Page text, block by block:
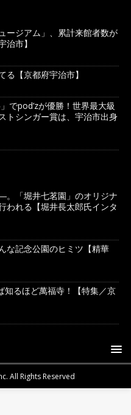
ージアム」、累計来館者数が
治市】
る【京都府宇治市】
でpod’zが優勝！世界最大級
トシンガー賞は、宇治市出身
。「堀井七茗園」のオリジナ
われる【堀井長太郎氏インタ
な記念公園のヒミツ【精華
るほど萬福寺！【特集／京
All Rights Reserved